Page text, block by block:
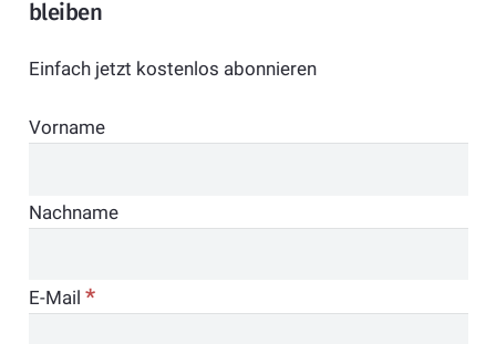
bleiben
Einfach jetzt kostenlos abonnieren
Vorname
Nachname
E-Mail *